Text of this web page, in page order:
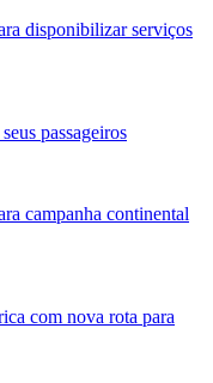
disponibilizar serviços
passageiros
campanha continental
com nova rota para